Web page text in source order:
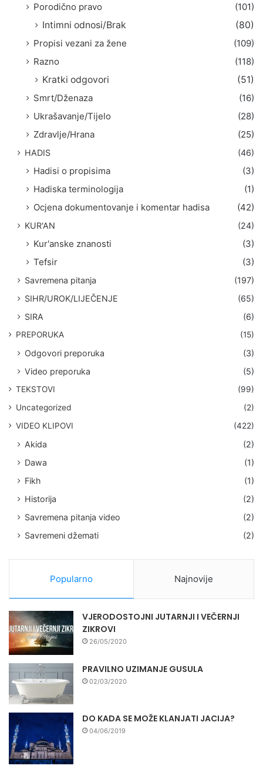
Porodično pravo
(101)
Intimni odnosi/Brak
(80)
Propisi vezani za žene
(109)
Razno
(118)
Kratki odgovori
(51)
Smrt/Dženaza
(16)
Ukrašavanje/Tijelo
(28)
Zdravlje/Hrana
(25)
HADIS (46)
Hadisi o propisima
(3)
Hadiska terminologija
(1)
Ocjena dokumentovanje i komentar hadisa
(42)
KUR'AN (24)
Kur'anske znanosti
(3)
Tefsir
(3)
Savremena pitanja
(197)
SIHR/UROK/LIJEČENJE
(65)
SIRA
(6)
PREPORUKA (15)
Odgovori preporuka
(3)
Video preporuka
(5)
TEKSTOVI
(99)
Uncategorized
(2)
VIDEO KLIPOVI
(422)
Akida
(2)
Dawa
(1)
Fikh
(1)
Historija
(2)
Savremena pitanja video
(2)
Savremeni džemati
(2)
Popularno Najnovije
VJERODOSTOJNI JUTARNJI I VEČERNJI
ZIKROVI
26/05/2020
PRAVILNO UZIMANJE GUSULA
02/03/2020
DO KADA SE MOŽE KLANJATI JACIJA?
04/06/2019